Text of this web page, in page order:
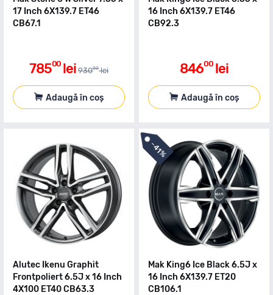
17 Inch 6X139.7 ET46
CB67.1
78500 lei 93000 lei
Adaugă în coș
16 Inch 6X139.7 ET46
CB92.3
84600 lei
Adaugă în coș
Alutec Ikenu Graphit
Frontpoliert 6.5J x 16 Inch
4X100 ET40 CB63.3
-41%
Mak King6 Ice Black 6.5J x
16 Inch 6X139.7 ET20
CB106.1